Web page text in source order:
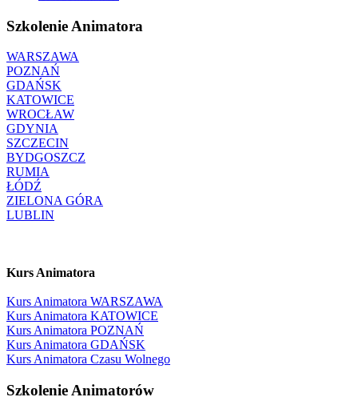
Szkolenie Animatora
WARSZAWA
POZNAŃ
GDAŃSK
KATOWICE
WROCŁAW
GDYNIA
SZCZECIN
BYDGOSZCZ
RUMIA
ŁÓDŹ
ZIELONA GÓRA
LUBLIN
Kurs Animatora
Kurs Animatora WARSZAWA
Kurs Animatora KATOWICE
Kurs Animatora POZNAŃ
Kurs Animatora GDAŃSK
Kurs Animatora Czasu Wolnego
Szkolenie Animatorów